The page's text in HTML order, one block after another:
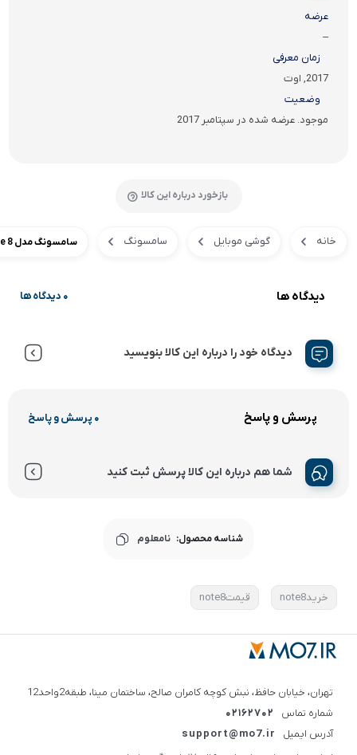
عرضه
–
زمان معرفی
2017, اوت
وضعیت
موجود. عرضه شده در سپتامبر 2017
بازخورد درباره این کالا
خانه گوشی موبایل سامسونگ سامسونگ مدل Galaxy Note 8 ظرفیت ۶۴ گیگابایت
دیدگاه ها 0 دیدگاه ها
دیدگاه خود را درباره این کالا بنویسید
پرسش و پاسخ 0 پرسش و پاسخ
شما هم درباره این کالا پرسش ثبت کنید
شناسه محصول: نامعلوم
خریدnote8 قیمتnote8
تهران، خیابان حافظ، نبش کوچه کامران صالح، ساختمان مینا، طبقه2واحد12
شماره تماس
02162702
آدرس ایمیل
support@mo7.ir